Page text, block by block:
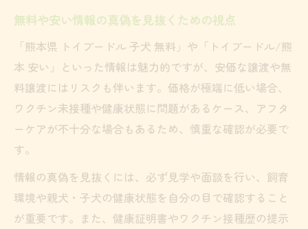
無料や安い情報の真偽を見抜くための視点
「熊本県 トイプードル 子犬 無料」や「トイプードル/熊
本 安い」といった情報は魅力的ですが、安価な譲渡や無
料譲渡にはリスクも伴います。価格が極端に低い場合、
ワクチン未接種や健康状態に問題があるケース、アフタ
ーケアが不十分な場合もあるため、慎重な確認が必要で
す。
情報の真偽を見抜くには、必ず見学や面談を行い、飼育
環境や親犬・子犬の健康状態を自分の目で確認すること
が重要です。また、健康証明書やワクチン接種歴の提示